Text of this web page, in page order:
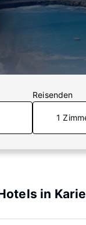
Reisenden
1
in